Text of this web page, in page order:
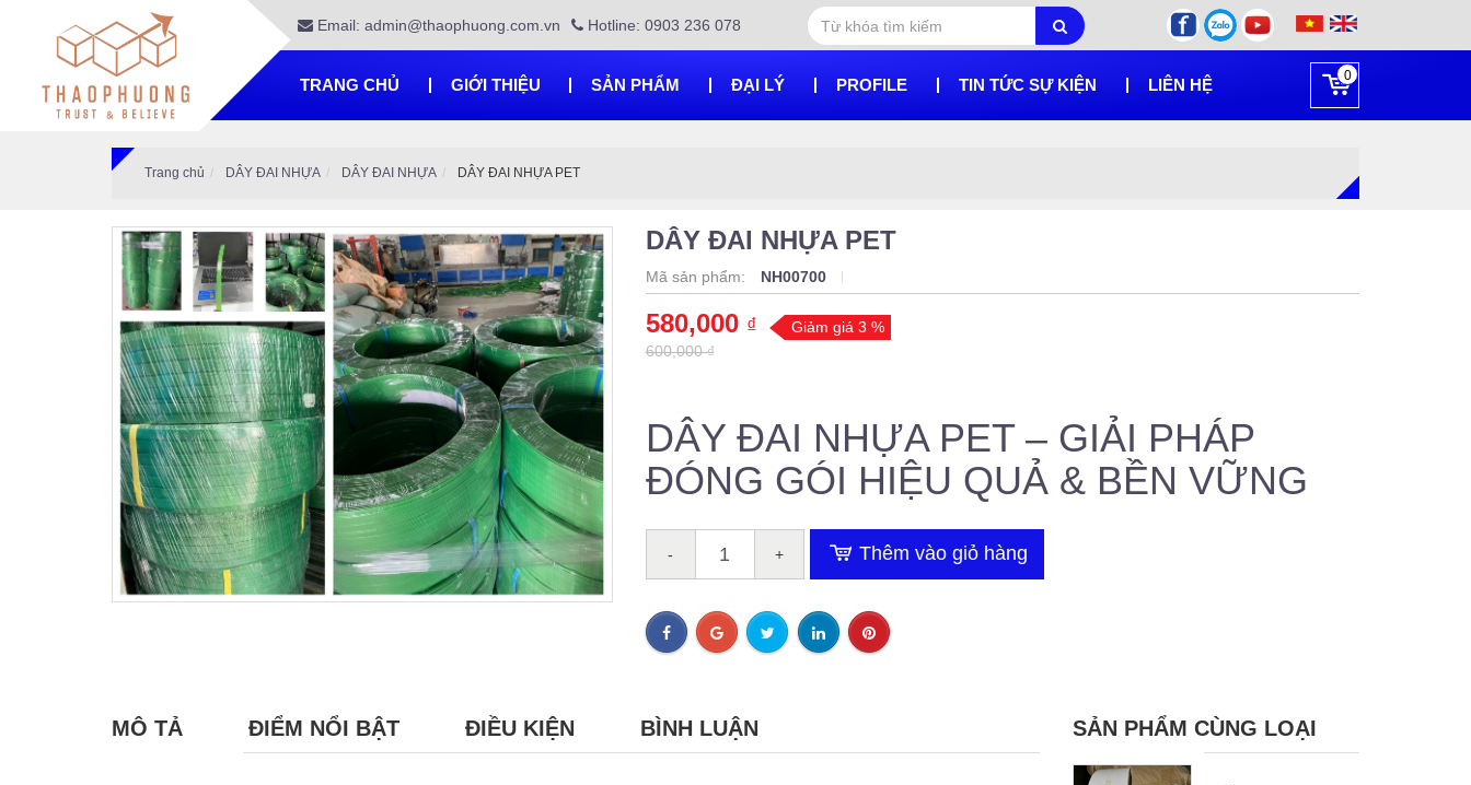
Email: admin@thaophuong.com.vn Hotline: 0903 236 078
TRANG CHỦ GIỚI THIỆU SẢN PHẨM ĐẠI LÝ PROFILE TIN TỨC SỰ KIỆN LIÊN HỆ 0
Trang chủ DÂY ĐAI NHỰA DÂY ĐAI NHỰA DÂY ĐAI NHỰA PET
DÂY ĐAI NHỰA PET
Mã sản phẩm: NH00700
580,000 ₫
Giảm giá 3 %
600,000 ₫
DÂY ĐAI NHỰA PET – GIẢI PHÁP
ĐÓNG GÓI HIỆU QUẢ & BỀN VỮNG
- + Thêm vào giỏ hàng
MÔ TẢ ĐIỂM NỔI BẬT ĐIỀU KIỆN BÌNH LUẬN SẢN PHẨM CÙNG LOẠI